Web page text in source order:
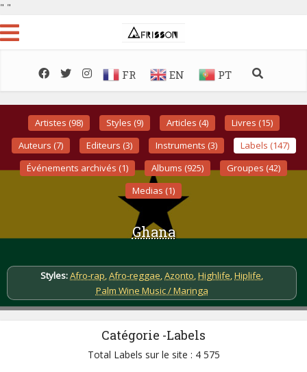
" "
FR EN PT
Artistes (98) Styles (9) Articles (4)
Livres (15)
Auteurs (7)
Editeurs (3) Instruments (3)
Labels (147)
Événements archivés (1)
Albums (925)
Groupes (42)
Medias (1)
Ghana
Styles:Afro-rap,Afro-reggae,Azonto,Highlife,Hiplife,
Palm Wine Music / Maringa
Catégorie -Labels
Total Labels sur le site : 4 575